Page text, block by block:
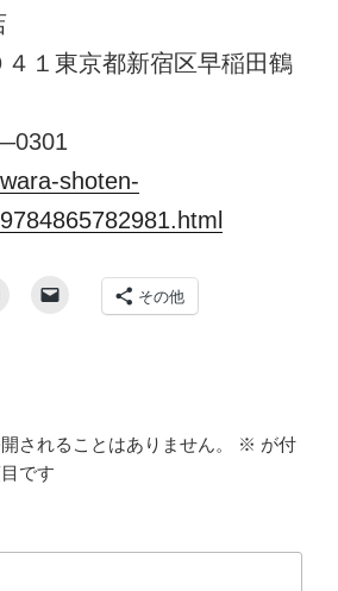
１東京都新宿区早稲田鶴
shoten-
その他
されることはありません。 ※ が付
です